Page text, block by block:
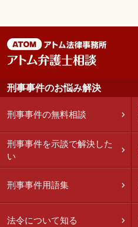
刑事事件のお悩み解決
刑事事件の無料相談
刑事事件を示談で解決した
い
刑事事件用語集
法令について知る